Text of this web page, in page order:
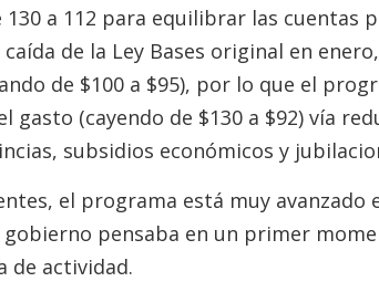
130 a 112 para equilibrar las cuentas
de la Ley Bases original en
de $100 a $95), por lo que el
gasto (cayendo de $130 a $92) vía
subsidios económicos y
el programa está muy
gobierno pensaba en un primer
de actividad.